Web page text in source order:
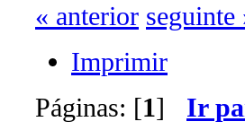
« anterior seguinte
Imprimir
Páginas: [1] Ir